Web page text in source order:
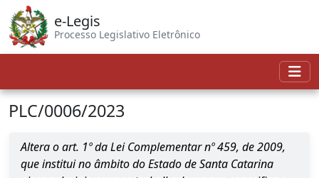
e-Legis
Processo Legislativo Eletrônico
PLC/0006/2023
Altera o art. 1º da Lei Complementar nº 459, de 2009,
que institui no âmbito do Estado de Santa Catarina